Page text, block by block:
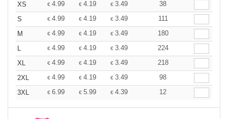
XS € 4.99 € 4.19 € 3.49
38
S
€ 4.99 € 4.19 € 3.49
111
M
€ 4.99 € 4.19 € 3.49
180
L
€ 4.99 € 4.19 € 3.49
224
XL
€ 4.99 € 4.19 € 3.49
218
2XL
€ 4.99 € 4.19 € 3.49
98
3XL
€ 6.99 € 5.99 € 4.39 12